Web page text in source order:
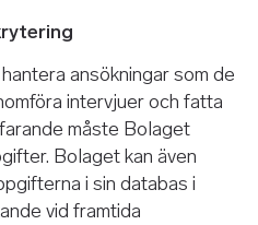
ansökningar som de
intervjuer och fatta
måste Bolaget
Bolaget kan även
i sin databas i
vid framtida